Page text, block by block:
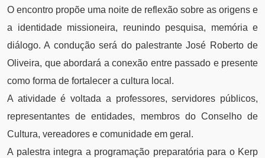
O encontro propõe uma noite de reflexão sobre as origens e
a identidade missioneira, reunindo pesquisa, memória e
diálogo. A condução será do palestrante José Roberto de
Oliveira, que abordará a conexão entre passado e presente
como forma de fortalecer a cultura local.
A atividade é voltada a professores, servidores públicos,
representantes de entidades, membros do Conselho de
Cultura, vereadores e comunidade em geral.
A palestra integra a programação preparatória para o Kerp